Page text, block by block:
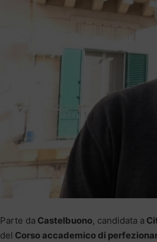
Parte da Castelbuono, candidata a
del Corso accademico di